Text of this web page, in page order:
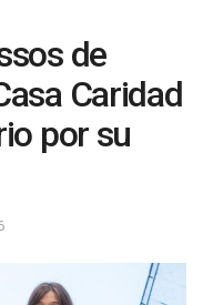
de
Caridad
por su